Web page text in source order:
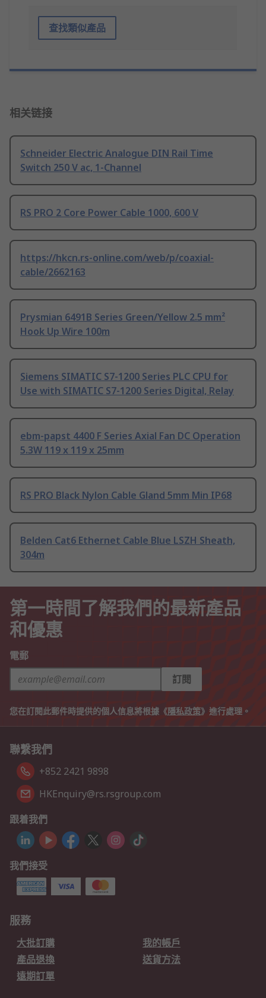
查找類似產品
相关链接
Schneider Electric Analogue DIN Rail Time
Switch 250 V ac, 1-Channel
RS PRO 2 Core Power Cable 1000, 600 V
https://hkcn.rs-online.com/web/p/coaxial-
cable/2662163
Prysmian 6491B Series Green/Yellow 2.5 mm²
Hook Up Wire 100m
Siemens SIMATIC S7-1200 Series PLC CPU for
Use with SIMATIC S7-1200 Series Digital, Relay
ebm-papst 4400 F Series Axial Fan DC Operation
5.3W 119 x 119 x 25mm
RS PRO Black Nylon Cable Gland 5mm Min IP68
Belden Cat6 Ethernet Cable Blue LSZH Sheath,
304m
第一時間了解我們的最新產品
和優惠
電郵
訂閱
您在訂閱此郵件時提供的個人信息將根據《隱私政策》進行處理。
聯繫我們
+852 2421 9898
HKEnquiry@rs.rsgroup.com
跟着我們
我們接受
服務
大批訂購
我的帳戶
產品退換
送貨方法
遠期訂單